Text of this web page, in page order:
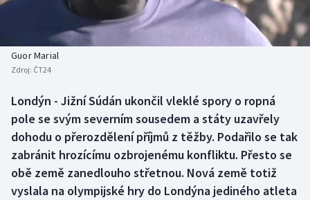
Biatlon
Box
Curling
Dostihy
Historické návraty
Aplikace ČT sport
Guor Marial
Zdroj: ČT24
Londýn - Jižní Súdán ukončil vleklé spory o ropná
pole se svým severním sousedem a státy uzavřely
dohodu o přerozdělení příjmů z těžby. Podařilo se tak
zabránit hrozícímu ozbrojenému konfliktu. Přesto se
obě země zanedlouho střetnou. Nová země totiž
vyslala na olympijské hry do Londýna jediného atleta